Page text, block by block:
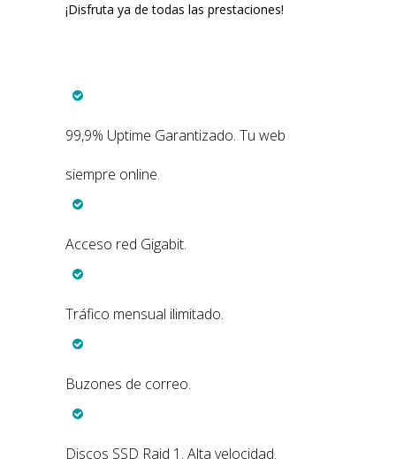
¡Disfruta ya de todas las prestaciones!
99,9% Uptime Garantizado. Tu web
siempre online.
Acceso red Gigabit.
Tráfico mensual ilimitado.
Buzones de correo.
Discos SSD Raid 1. Alta velocidad.